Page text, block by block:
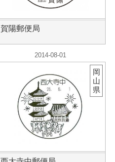
賀陽郵便局
2014-08-01
岡
山
県